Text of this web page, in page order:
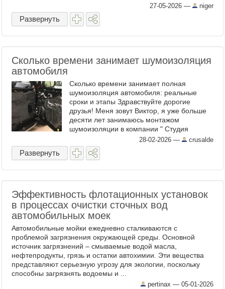
27-05-2026 — niger
Развернуть
Сколько времени занимает шумоизоляция
автомобиля
Сколько времени занимает полная
шумоизоляция автомобиля: реальные
сроки и этапы Здравствуйте дорогие
друзья! Меня зовут Виктор, я уже больше
десяти лет занимаюсь монтажом
шумоизоляции в компании " Студия
Автокомфорт ". В этой статье я расскажу
про реальные временные затраты на ...
28-02-2026 — crusalde
Развернуть
Эффективность флотационных установок
в процессах очистки сточных вод
автомобильных моек
Автомобильные мойки ежедневно сталкиваются с
проблемой загрязнения окружающей среды. Основной
источник загрязнений – смываемые водой масла,
нефтепродукты, грязь и остатки автохимии. Эти вещества
представляют серьезную угрозу для экологии, поскольку
способны загрязнять водоемы и ...
pertinax — 05-01-2026